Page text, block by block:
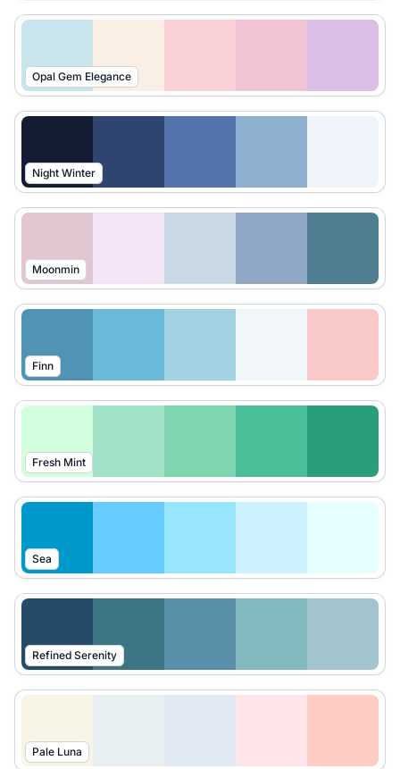
Opal Gem Elegance
Night Winter
Moonmin
Finn
Fresh Mint
Sea
Refined Serenity
Pale Luna